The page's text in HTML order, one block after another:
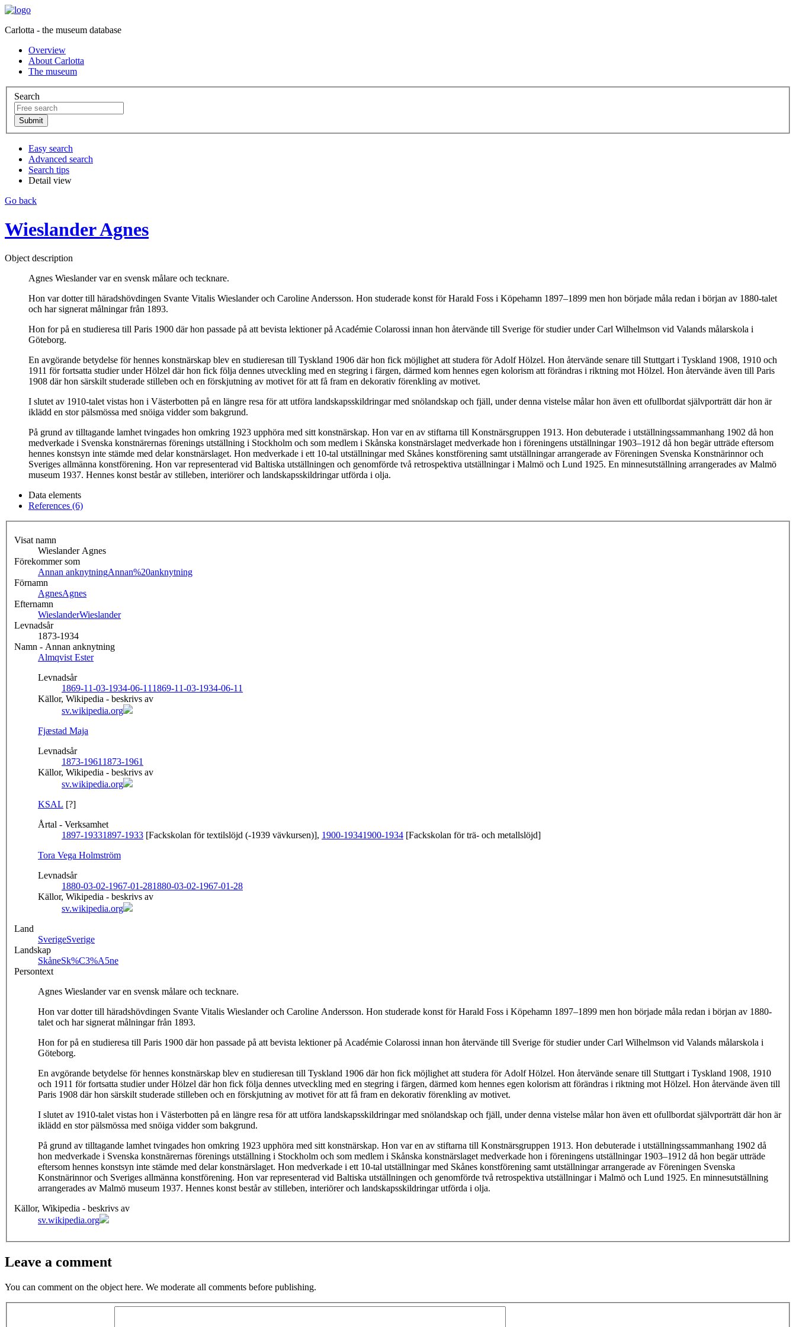
Carlotta - the museum database
Overview
About Carlotta
The museum
Search
Easy search
Advanced search
Search tips
Detail view
Go back
Wieslander Agnes
Object description
Agnes Wieslander var en svensk målare och tecknare.
Hon var dotter till häradshövdingen Svante Vitalis Wieslander och Caroline Andersson. Hon studerade konst för Harald Foss i Köpehamn 1897–1899 men hon började måla redan i början av 1880-talet
och har signerat målningar från 1893.
Hon for på en studieresa till Paris 1900 där hon passade på att bevista lektioner på Académie Colarossi innan hon återvände till Sverige för studier under Carl Wilhelmson vid Valands målarskola i
Göteborg.
En avgörande betydelse för hennes konstnärskap blev en studieresan till Tyskland 1906 där hon fick möjlighet att studera för Adolf Hölzel. Hon återvände senare till Stuttgart i Tyskland 1908, 1910 och
1911 för fortsatta studier under Hölzel där hon fick följa dennes utveckling med en stegring i färgen, därmed kom hennes egen kolorism att förändras i riktning mot Hölzel. Hon återvände även till Paris
1908 där hon särskilt studerade stilleben och en förskjutning av motivet för att få fram en dekorativ förenkling av motivet.
I slutet av 1910-talet vistas hon i Västerbotten på en längre resa för att utföra landskapsskildringar med snölandskap och fjäll, under denna vistelse målar hon även ett ofullbordat självporträtt där hon är
iklädd en stor pälsmössa med snöiga vidder som bakgrund.
På grund av tilltagande lamhet tvingades hon omkring 1923 upphöra med sitt konstnärskap. Hon var en av stiftarna till Konstnärsgruppen 1913. Hon debuterade i utställningssammanhang 1902 då hon
medverkade i Svenska konstnärernas förenings utställning i Stockholm och som medlem i Skånska konstnärslaget medverkade hon i föreningens utställningar 1903–1912 då hon begär utträde eftersom
hennes konstsyn inte stämde med delar konstnärslaget. Hon medverkade i ett 10-tal utställningar med Skånes konstförening samt utställningar arrangerade av Föreningen Svenska Konstnärinnor och
Sveriges allmänna konstförening. Hon var representerad vid Baltiska utställningen och genomförde två retrospektiva utställningar i Malmö och Lund 1925. En minnesutställning arrangerades av Malmö
museum 1937. Hennes konst består av stilleben, interiörer och landskapsskildringar utförda i olja.
Data elements
References (6)
Visat namn
Wieslander Agnes
Förekommer som
Annan anknytningAnnan%20anknytning
Förnamn
AgnesAgnes
Efternamn
WieslanderWieslander
Levnadsår
1873-1934
Namn - Annan anknytning
Almqvist Ester
Levnadsår
1869-11-03-1934-06-11 1869-11-03-1934-06-11
Källor, Wikipedia - beskrivs av
sv.wikipedia.org
Fjæstad Maja
Levnadsår
1873-1961 1873-1961
Källor, Wikipedia - beskrivs av
sv.wikipedia.org
KSAL [?]
Årtal - Verksamhet
1897-19331897-1933 [Fackskolan för textilslöjd (-1939 vävkursen)], 1900-19341900-1934 [Fackskolan för trä- och metallslöjd]
Tora Vega Holmström
Levnadsår
1880-03-02-1967-01-281880-03-02-1967-01-28
Källor, Wikipedia - beskrivs av
sv.wikipedia.org
Land
SverigeSverige
Landskap
SkåneSk%C3%A5ne
Persontext
Agnes Wieslander var en svensk målare och tecknare.
Hon var dotter till häradshövdingen Svante Vitalis Wieslander och Caroline Andersson. Hon studerade konst för Harald Foss i Köpehamn 1897–1899 men hon började måla redan i början av 1880-
talet och har signerat målningar från 1893.
Hon for på en studieresa till Paris 1900 där hon passade på att bevista lektioner på Académie Colarossi innan hon återvände till Sverige för studier under Carl Wilhelmson vid Valands målarskola i
Göteborg.
En avgörande betydelse för hennes konstnärskap blev en studieresan till Tyskland 1906 där hon fick möjlighet att studera för Adolf Hölzel. Hon återvände senare till Stuttgart i Tyskland 1908, 1910
och 1911 för fortsatta studier under Hölzel där hon fick följa dennes utveckling med en stegring i färgen, därmed kom hennes egen kolorism att förändras i riktning mot Hölzel. Hon återvände även till
Paris 1908 där hon särskilt studerade stilleben och en förskjutning av motivet för att få fram en dekorativ förenkling av motivet.
I slutet av 1910-talet vistas hon i Västerbotten på en längre resa för att utföra landskapsskildringar med snölandskap och fjäll, under denna vistelse målar hon även ett ofullbordat självporträtt där hon är
iklädd en stor pälsmössa med snöiga vidder som bakgrund.
På grund av tilltagande lamhet tvingades hon omkring 1923 upphöra med sitt konstnärskap. Hon var en av stiftarna till Konstnärsgruppen 1913. Hon debuterade i utställningssammanhang 1902 då
hon medverkade i Svenska konstnärernas förenings utställning i Stockholm och som medlem i Skånska konstnärslaget medverkade hon i föreningens utställningar 1903–1912 då hon begär utträde
eftersom hennes konstsyn inte stämde med delar konstnärslaget. Hon medverkade i ett 10-tal utställningar med Skånes konstförening samt utställningar arrangerade av Föreningen Svenska
Konstnärinnor och Sveriges allmänna konstförening. Hon var representerad vid Baltiska utställningen och genomförde två retrospektiva utställningar i Malmö och Lund 1925. En minnesutställning
arrangerades av Malmö museum 1937. Hennes konst består av stilleben, interiörer och landskapsskildringar utförda i olja.
Källor, Wikipedia - beskrivs av
sv.wikipedia.org
Leave a comment
You can comment on the object here. We moderate all comments before publishing.